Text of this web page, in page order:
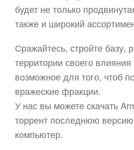
будет не только
также и широкий
Сражайтесь, стройте базу,
территории своего
возможное для того, чтоб
вражеские фракции.
У нас вы можете скачать
торрент последнюю
компьютер.